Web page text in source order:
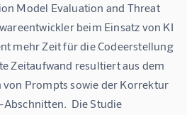
Model Evaluation and Threat
beim Einsatz von KI
mehr Zeit für die Codeerstellung
Zeitaufwand resultiert aus dem
Prompts sowie der Korrektur
Die Studie